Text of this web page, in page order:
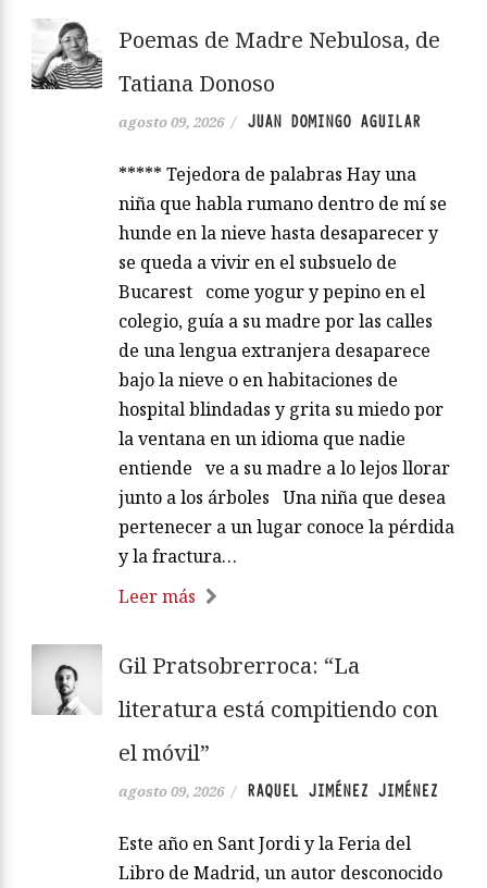
Poemas de Madre Nebulosa, de
Tatiana Donoso
agosto 09, 2026 / JUAN DOMINGO AGUILAR
***** Tejedora de palabras Hay una
niña que habla rumano dentro de mí se
hunde en la nieve hasta desaparecer y
se queda a vivir en el subsuelo de
Bucarest come yogur y pepino en el
colegio, guía a su madre por las calles
de una lengua extranjera desaparece
bajo la nieve o en habitaciones de
hospital blindadas y grita su miedo por
la ventana en un idioma que nadie
entiende ve a su madre a lo lejos llorar
junto a los árboles Una niña que desea
pertenecer a un lugar conoce la pérdida
y la fractura…
Leer más
Gil Pratsobrerroca: “La
literatura está compitiendo con
el móvil”
agosto 09, 2026 / RAQUEL JIMÉNEZ JIMÉNEZ
Este año en Sant Jordi y la Feria del
Libro de Madrid, un autor desconocido